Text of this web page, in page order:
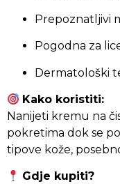
Prepoznatljivi
Pogodna za
Dermatološki
Kako koristiti:
Nanijeti kremu na
pokretima dok se
tipove kože,
Gdje kupiti?